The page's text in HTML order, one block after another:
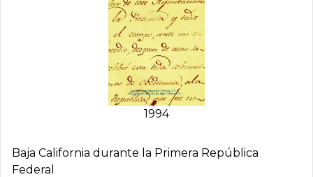
1994
Baja California durante la Primera República
Federal